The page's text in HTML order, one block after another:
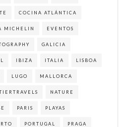
COCINA ATLÁNTICA
MICHELIN EVENTOS
GALICIA
IBIZA ITALIA LISBOA
LUGO MALLORCA
NATURE
PARIS PLAYAS
PORTUGAL PRAGA